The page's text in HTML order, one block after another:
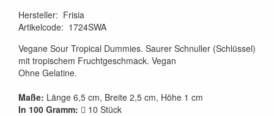
Hersteller: Frisia
Artikelcode: 1724SWA
Vegane Sour Tropical Dummies. Saurer Schnuller (Schlüssel)
mit tropischem Fruchtgeschmack. Vegan
Ohne Gelatine.
Maße: Länge 6,5 cm, Breite 2,5 cm, Höhe 1 cm
In 100 Gramm:  10 Stück